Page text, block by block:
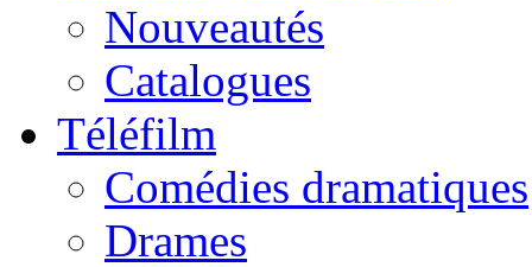
Nouveautés
Catalogues
Téléfilm
Comédies dramatiques
Drames